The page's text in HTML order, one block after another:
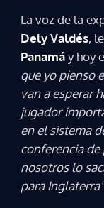
La voz de la
Dely Valdés,
Panamáy hoy
que yo pienso
van a esperar
jugador
en el sistema
conferencia de
nosotros lo
para Inglaterra"